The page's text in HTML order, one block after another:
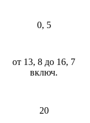
0, 5
от 13, 8 до 16, 7
включ.
20